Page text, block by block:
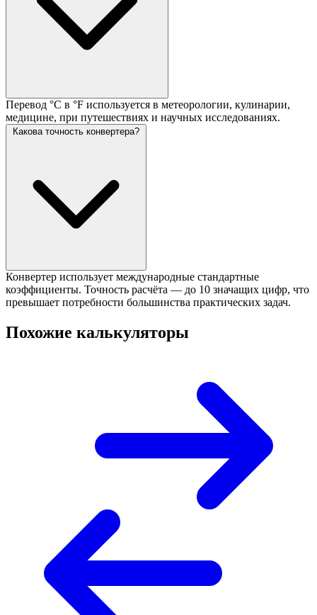
Перевод °C в °F используется в метеорологии, кулинарии,
медицине, при путешествиях и научных исследованиях.
Какова точность конвертера?
Конвертер использует международные стандартные
коэффициенты. Точность расчёта — до 10 значащих цифр, что
превышает потребности большинства практических задач.
Похожие калькуляторы